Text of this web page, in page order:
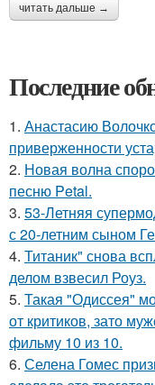
читать дальше →
Последние
1. Анастасию
приверженности
2. Новая волна
песню Petal.
3. 53-Летняя
с 20-летним сыном
4. Титаник" снова
делом взвесил Роуз.
5. Такая "Одиссея"
от критиков, зато
фильму 10 из 10.
6. Селена Гомес